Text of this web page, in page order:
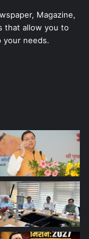
Magazine,
that allow you to
your needs.